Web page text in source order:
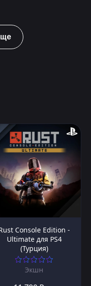
Console Edition -
Ultimate для PS4
(Турция)
Экшн